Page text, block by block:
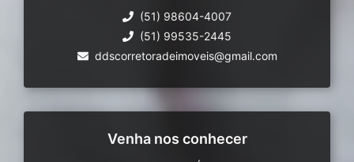
(51) 98604-4007
(51) 99535-2445
ddscorretoradeimoveis@gmail.com
Venha nos conhecer